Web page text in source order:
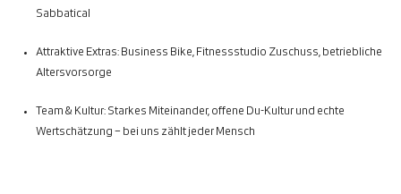
Sabbatical
Attraktive Extras: Business Bike, Fitnessstudio Zuschuss, betriebliche
Altersvorsorge
Team & Kultur: Starkes Miteinander, offene Du-Kultur und echte
Wertschätzung – bei uns zählt jeder Mensch